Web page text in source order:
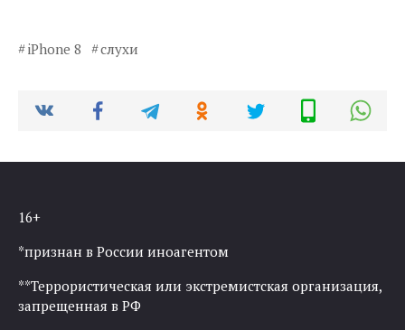
iPhone 8 слухи
16+
*признан в России иноагентом
**Террористическая или экстремистская организация,
запрещенная в РФ